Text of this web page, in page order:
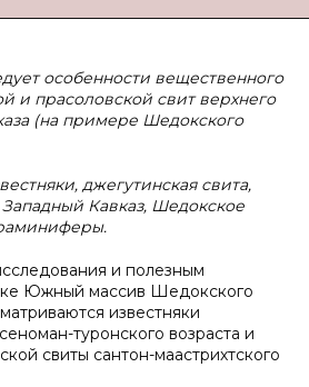
особенности вещественного
и прасоловской свит верхнего
(на примере Шедокского
джегутинская свита,
Западный Кавказ, Шедокское
и полезным
Южный массив Шедокского
известняки
туронского возраста и
свиты сантон-маастрихтского